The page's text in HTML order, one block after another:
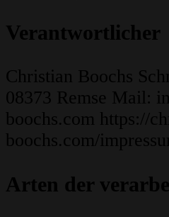
Verantwortlicher
Christian Boochs
08373 Remse Mail:
boochs.com https://
boochs.com/
Arten der